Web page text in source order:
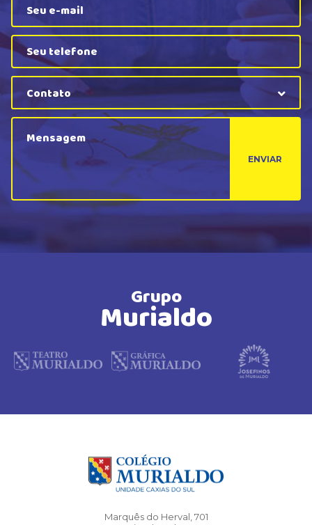
Contato
ENVIAR
Grupo
Murialdo
Marquês do Herval, 701